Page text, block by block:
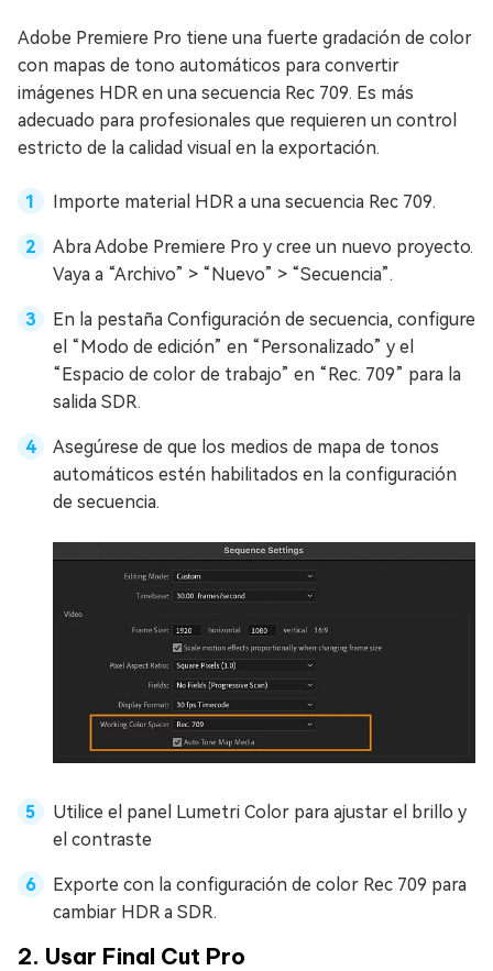
Adobe Premiere Pro tiene una fuerte gradación de color
con mapas de tono automáticos para convertir
imágenes HDR en una secuencia Rec 709. Es más
adecuado para profesionales que requieren un control
estricto de la calidad visual en la exportación.
Importe material HDR a una secuencia Rec 709.
Abra Adobe Premiere Pro y cree un nuevo proyecto.
Vaya a “Archivo” > “Nuevo” > “Secuencia”.
En la pestaña Configuración de secuencia, configure
el “Modo de edición” en “Personalizado” y el
“Espacio de color de trabajo” en “Rec. 709” para la
salida SDR.
Asegúrese de que los medios de mapa de tonos
automáticos estén habilitados en la configuración
de secuencia.
Utilice el panel Lumetri Color para ajustar el brillo y
el contraste
Exporte con la configuración de color Rec 709 para
cambiar HDR a SDR.
2. Usar Final Cut Pro